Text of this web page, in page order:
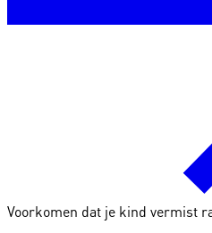
Voorkomen dat je kind vermist